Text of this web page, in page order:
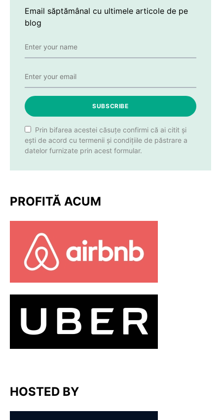
Email săptămânal cu ultimele articole de pe
blog
SUBSCRIBE
Prin bifarea acestei căsuțe confirmi că ai citit și
ești de acord cu termenii și condițiile de păstrare a
datelor furnizate prin acest formular.
PROFITĂ ACUM
HOSTED BY